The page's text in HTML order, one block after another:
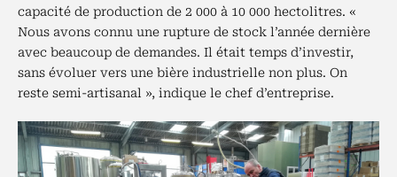
capacité de production de 2 000 à 10 000 hectolitres. «
Nous avons connu une rupture de stock l’année dernière
avec beaucoup de demandes. Il était temps d’investir,
sans évoluer vers une bière industrielle non plus. On
reste semi-artisanal », indique le chef d’entreprise.